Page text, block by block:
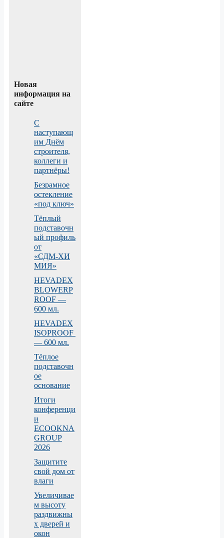
Новая
информация на
сайте
С
наступающ
им Днём
строителя,
коллеги и
партнёры!
Безрамное
остекление
«под ключ»
Тёплый
подставочн
ый профиль
от
«СДМ‑ХИ
МИЯ»
HEVADEX
BLOWERP
ROOF —
600 мл.
HEVADEX
ISOPROOF
— 600 мл.
Тёплое
подставочн
ое
основание
Итоги
конференци
и
ECOOKNA
GROUP
2026
Защитите
свой дом от
влаги
Увеличивае
м высоту
раздвижны
х дверей и
окон